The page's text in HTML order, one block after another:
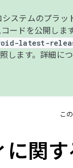
ステムのプラッ
ードを公開しま
latest-
します。詳細につ
こ
関